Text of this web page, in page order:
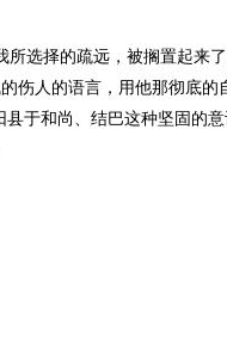
选择的疏远，被搁置起来
伤人的语言，用他那彻底
于和尚、结巴这种坚固的